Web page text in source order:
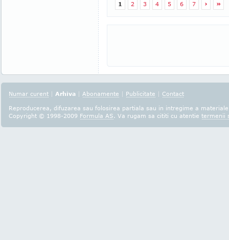
1 2 3 4 5 6 7 › »
Numar curent | Arhiva | Abonamente | Publicitate | Contact
Reproducerea, difuzarea sau folosirea partiala sau in intregime a
Copyright © 1998-2009 Formula AS. Va rugam sa cititi cu atentie termenii